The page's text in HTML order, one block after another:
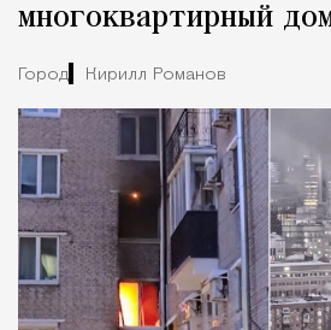
многоквартирный
Город Кирилл Романов